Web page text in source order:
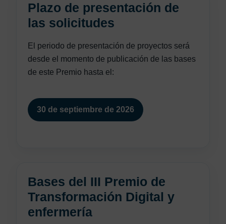
Plazo de presentación de
las solicitudes
El periodo de presentación de proyectos será
desde el momento de publicación de las bases
de este Premio hasta el:
30 de septiembre de 2026
Bases del III Premio de
Transformación Digital y
enfermería